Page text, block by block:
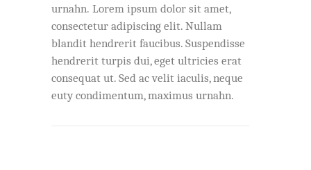
urnahn. Lorem ipsum dolor sit amet,
consectetur adipiscing elit. Nullam
blandit hendrerit faucibus. Suspendisse
hendrerit turpis dui, eget ultricies erat
consequat ut. Sed ac velit iaculis, neque
euty condimentum, maximus urnahn.